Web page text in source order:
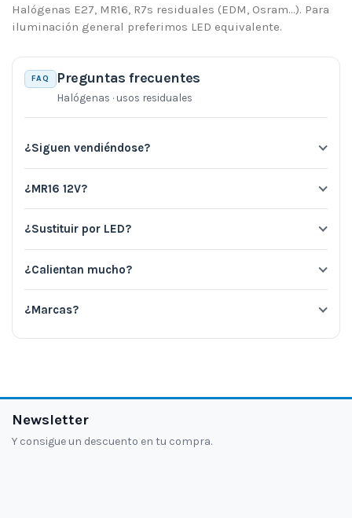
Halógenas E27, MR16, R7s residuales (EDM, Osram…). Para
iluminación general preferimos LED equivalente.
FAQ Preguntas frecuentes
Halógenas · usos residuales
¿Siguen vendiéndose?
¿MR16 12V?
¿Sustituir por LED?
¿Calientan mucho?
¿Marcas?
Newsletter
Y consigue un descuento en tu compra.